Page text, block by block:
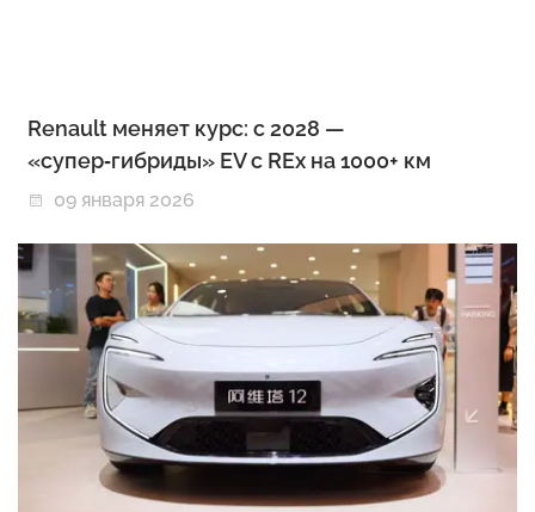
Renault меняет курс: с 2028 —
«супер‑гибриды» EV с REx на 1000+ км
09 января 2026